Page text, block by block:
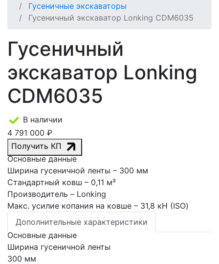
Гусеничные экскаваторы
Гусеничный экскаватор Lonking CDM6035
Гусеничный
экскаватор Lonking
CDM6035
В наличии
4 791 000 ₽
Получить КП
Основные данные
Ширина гусеничной ленты – 300 мм
Стандартный ковш – 0,11 м³
Производитель – Lonking
Макс. усилие копания на ковше – 31,8 кН (ISO)
Дополнительные характеристики
Основные данные
Ширина гусеничной ленты
300 мм